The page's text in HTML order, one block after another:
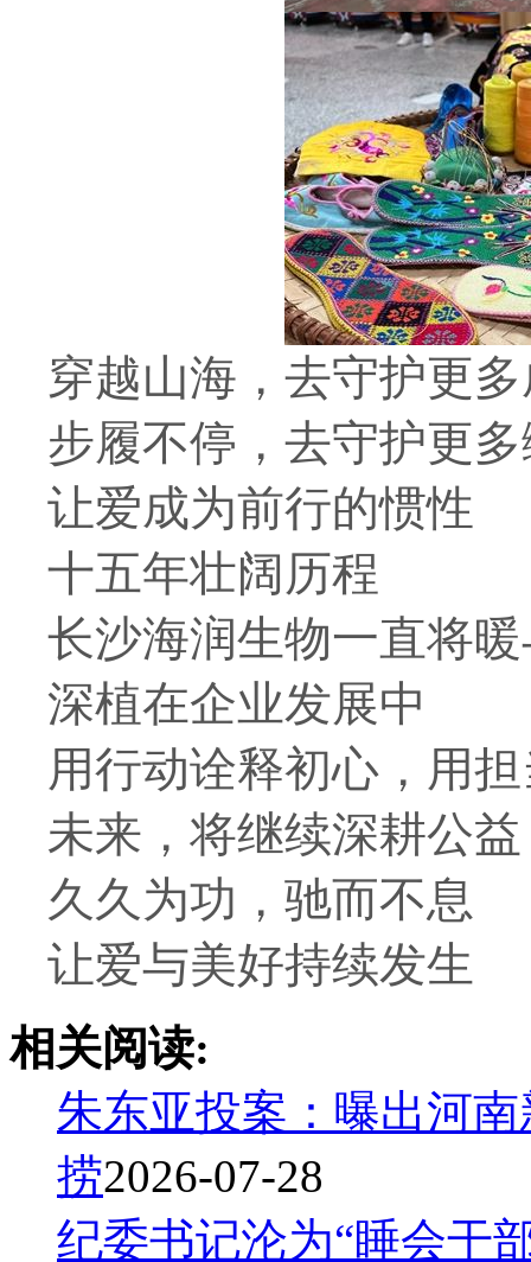
穿越山海，去守护更
步履不停，去守护更
让爱成为前行的惯性
十五年壮阔历程
长沙海润生物一直将
深植在企业发展中
用行动诠释初心，用
未来，将继续深耕公益
久久为功，驰而不息
让爱与美好持续发生
相关阅读:
朱东亚投案：曝出河
捞2026-07-28
纪委书记沦为“睡会干